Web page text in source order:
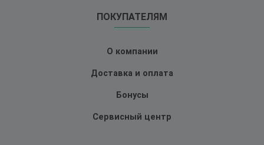
ПОКУПАТЕЛЯМ
О компании
Доставка и оплата
Бонусы
Сервисный центр